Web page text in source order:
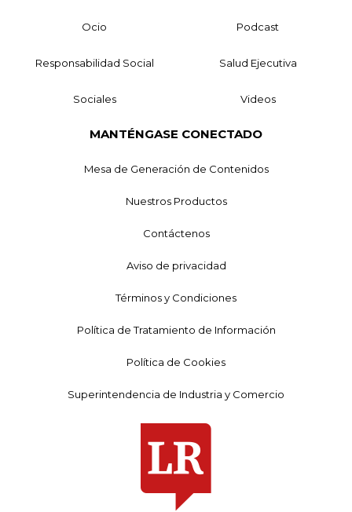
Ocio Podcast
Responsabilidad Social Salud Ejecutiva
Sociales Videos
MANTÉNGASE CONECTADO
Mesa de Generación de Contenidos
Nuestros Productos
Contáctenos
Aviso de privacidad
Términos y Condiciones
Política de Tratamiento de Información
Política de Cookies
Superintendencia de Industria y Comercio